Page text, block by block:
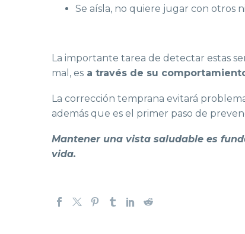
Se aísla, no quiere jugar con otros
La importante tarea de detectar estas
mal, es a través de su
La corrección temprana evitará
además que es el primer paso de
Mantener una vista saludable es
vida.